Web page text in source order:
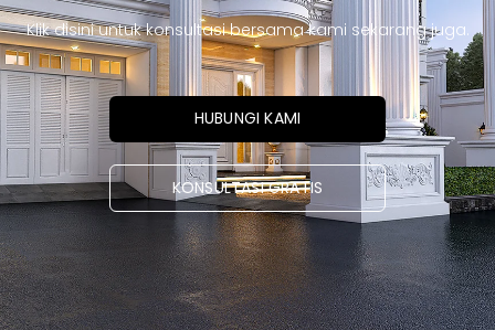
Klik disini untuk konsultasi bersama kami sekarang juga.
HUBUNGI KAMI
KONSULTASI GRATIS